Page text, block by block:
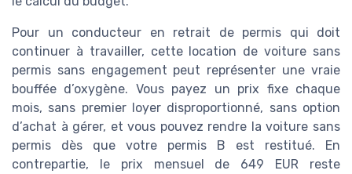
Pour un conducteur en retrait de permis qui doit
continuer à travailler, cette location de voiture sans
permis sans engagement peut représenter une vraie
bouffée d’oxygène. Vous payez un prix fixe chaque
mois, sans premier loyer disproportionné, sans option
d’achat à gérer, et vous pouvez rendre la voiture sans
permis dès que votre permis B est restitué. En
contrepartie, le prix mensuel de 649 EUR reste